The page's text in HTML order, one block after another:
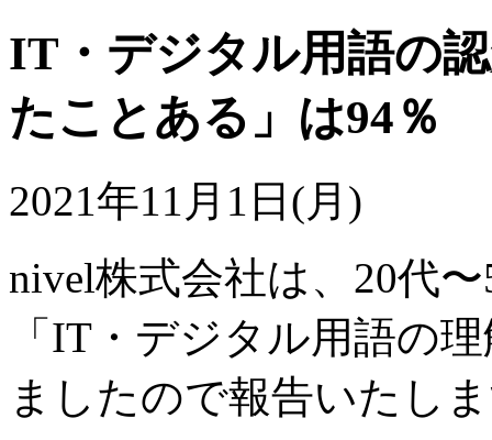
IT・デジタル用語の
たことある」は94％
2021年11月1日(月)
nivel株式会社は、20代
「IT・デジタル用語の
ましたので報告いたし